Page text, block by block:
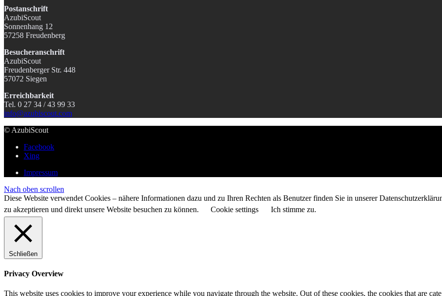
Postanschrift
AzubiScout
Sonnenhang 12
57258 Freudenberg
Besucheranschrift
AzubiScout
Freudenberger Str. 448
57072 Siegen
Erreichbarkeit
Tel. 0 27 34 / 43 99 33
info@azubiscout.com
© AzubiScout
Facebook
Xing
Impressum
Nach oben scrollen
Diese Website verwendet Cookies – nähere Informationen dazu und zu Ihren Rechten als Benutzer finden Sie in unserer
zu akzeptieren und direkt unsere Website besuchen zu können.
Cookie settings Ich stimme zu.
Schließen
Privacy Overview
This website uses cookies to improve your experience while you navigate through the website. Out of these cookies, the cookies that are